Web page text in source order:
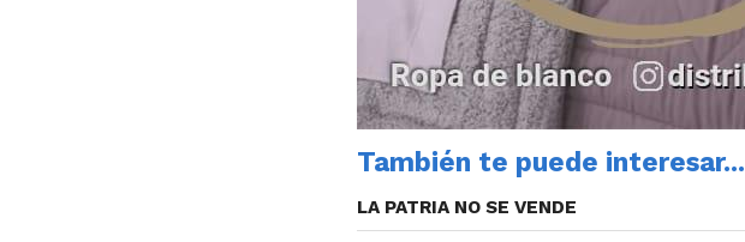
También te puede interesar...
LA PATRIA NO SE VENDE